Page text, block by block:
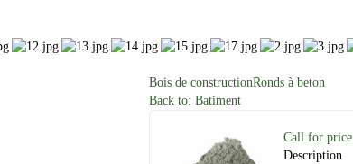
Bois de constructionRonds à beton
Back to: Batiment
Call for price
Description